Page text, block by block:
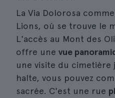
La Via Dolorosa
Lions, où se trouve le
L'accès au Mont des
offre une vue
une visite du cimetière
halte, vous pouvez
sacrée. C'est une rue